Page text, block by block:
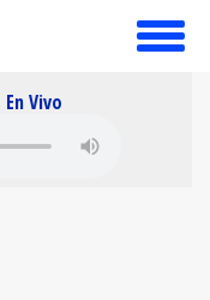
toggle
En Vivo